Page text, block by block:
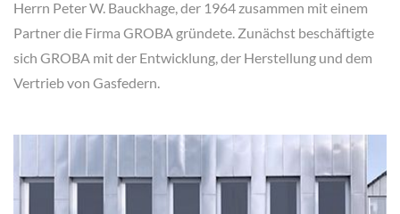
Herrn Peter W. Bauckhage, der 1964 zusammen mit einem
Partner die Firma GROBA gründete. Zunächst beschäftigte
sich GROBA mit der Entwicklung, der Herstellung und dem
Vertrieb von Gasfedern.